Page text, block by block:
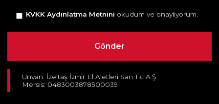
KVKK Aydınlatma Metnini okudum ve onaylıyorum.
Ünvan: İzeltaş İzmir El Aletleri San Tic A.Ş
Mersis: 0483003878500039